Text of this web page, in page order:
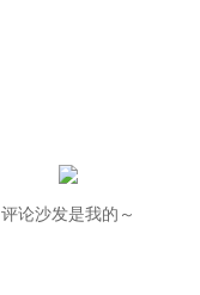
评论沙发是我的～